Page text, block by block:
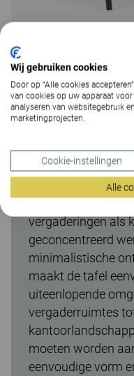
De Make
740 mm biedt een
vergaderingen als
geconcentreerd
minimalistische
maakt de tafel
uiteenlopende
vergaderruimtes
moeten worden
eenvoudige vorm
Wij gebruiken cookies
Door op “Alle cookies
van cookies op uw apparaat
analyseren van websitegebruik
marketingprojecten.
Cookie-instellingen
Alle